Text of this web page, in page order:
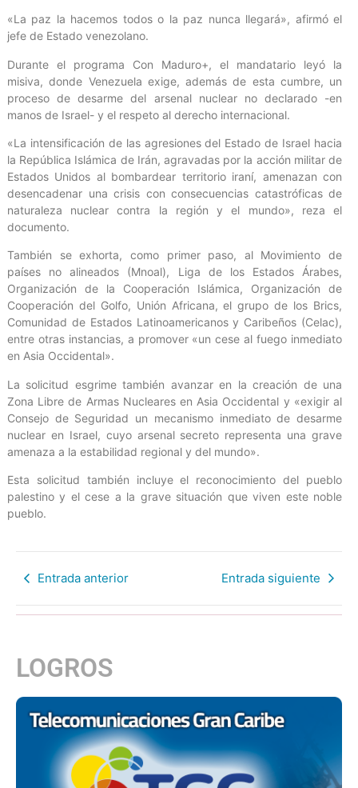
«La paz la hacemos todos o la paz nunca llegará», afirmó el
jefe de Estado venezolano.
Durante el programa Con Maduro+, el mandatario leyó la
misiva, donde Venezuela exige, además de esta cumbre, un
proceso de desarme del arsenal nuclear no declarado -en
manos de Israel- y el respeto al derecho internacional.
«La intensificación de las agresiones del Estado de Israel hacia
la República Islámica de Irán, agravadas por la acción militar de
Estados Unidos al bombardear territorio iraní, amenazan con
desencadenar una crisis con consecuencias catastróficas de
naturaleza nuclear contra la región y el mundo», reza el
documento.
También se exhorta, como primer paso, al Movimiento de
países no alineados (Mnoal), Liga de los Estados Árabes,
Organización de la Cooperación Islámica, Organización de
Cooperación del Golfo, Unión Africana, el grupo de los Brics,
Comunidad de Estados Latinoamericanos y Caribeños (Celac),
entre otras instancias, a promover «un cese al fuego inmediato
en Asia Occidental».
La solicitud esgrime también avanzar en la creación de una
Zona Libre de Armas Nucleares en Asia Occidental y «exigir al
Consejo de Seguridad un mecanismo inmediato de desarme
nuclear en Israel, cuyo arsenal secreto representa una grave
amenaza a la estabilidad regional y del mundo».
Esta solicitud también incluye el reconocimiento del pueblo
palestino y el cese a la grave situación que viven este noble
pueblo.
Entrada anterior Entrada siguiente
LOGROS